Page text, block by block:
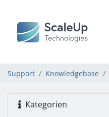
Support Knowledgebase
Kategorien